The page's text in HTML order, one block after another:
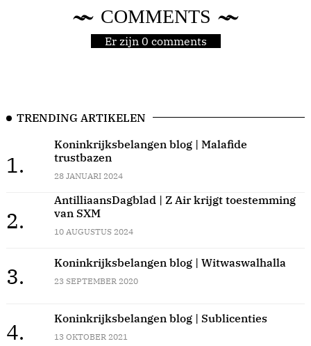
COMMENTS
Er zijn 0 comments
TRENDING ARTIKELEN
1.
Koninkrijksbelangen blog | Malafide
trustbazen
28 JANUARI 2024
2.
AntilliaansDagblad | Z Air krijgt toestemming
van SXM
10 AUGUSTUS 2024
3.
Koninkrijksbelangen blog | Witwaswalhalla
23 SEPTEMBER 2020
4.
Koninkrijksbelangen blog | Sublicenties
13 OKTOBER 2021